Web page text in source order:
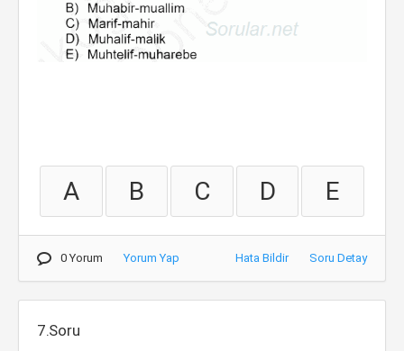
A B C D E
0 Yorum Yorum Yap Hata Bildir Soru Detay
7.Soru